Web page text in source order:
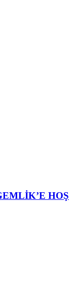
HOŞ